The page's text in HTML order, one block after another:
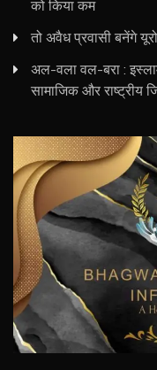
को किया कम
तो अवैध प्रवासी बनेंगे
अल-वला वल-बरा :
सामाजिक और राष्ट्रीय